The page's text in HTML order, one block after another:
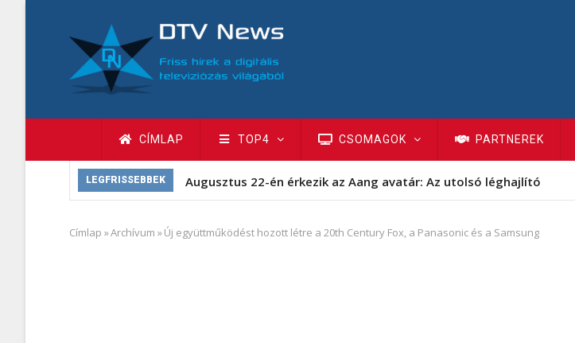
tartalomra
Fő
navigáció
CÍMLAP TOP4 CSOMAGOK PARTNEREK
LEGFRISSEBBEK CANAL+ 2026 augusztusi ajánló
Morzsa
Címlap »Archívum »Új együttműködést hozott létre a 20th Century Fox, a Panasonic és a Samsung